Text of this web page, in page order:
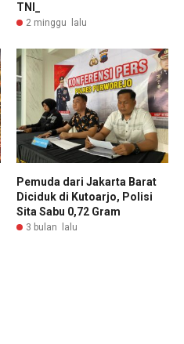
TNI_
2 minggu lalu
Pemuda dari Jakarta Barat
Diciduk di Kutoarjo, Polisi
Sita Sabu 0,72 Gram
3 bulan lalu